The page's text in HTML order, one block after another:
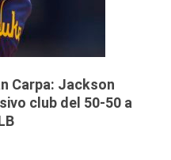
Carpa: Jackson
club del 50-50 a